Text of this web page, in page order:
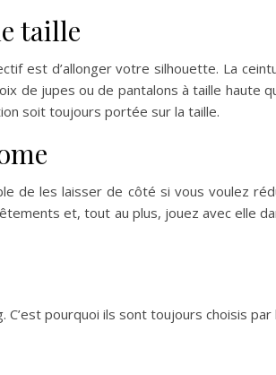
taille
est d’allonger votre silhouette. La
de jupes ou de pantalons à taille haute
soit toujours portée sur la taille.
de les laisser de côté si vous voulez
et, tout au plus, jouez avec elle
pourquoi ils sont toujours choisis